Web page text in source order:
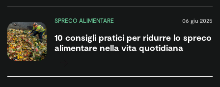
SPRECO ALIMENTARE 06 giu 2025
10 consigli pratici per ridurre lo spreco
alimentare nella vita quotidiana